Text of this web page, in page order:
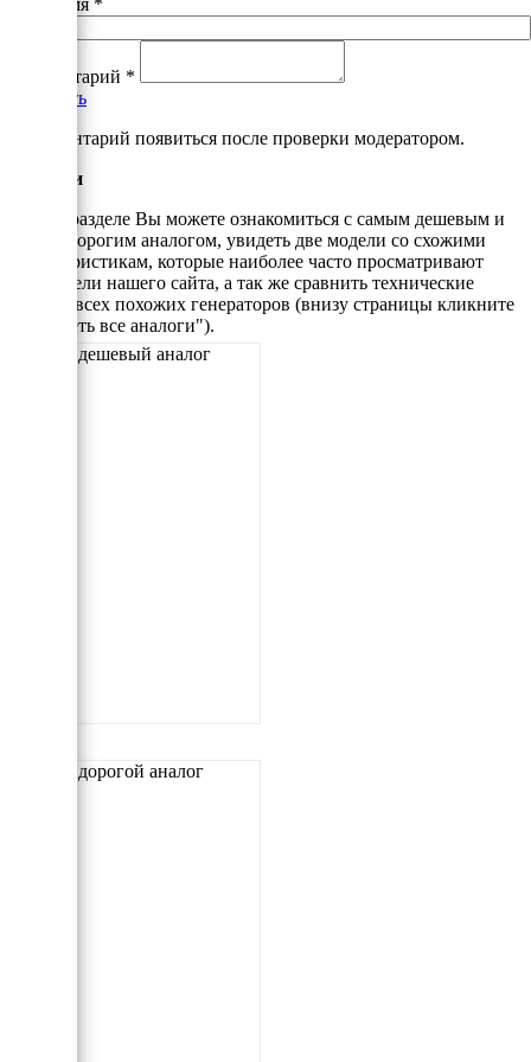
Ваше имя *
Комментарий *
Добавить
*Комментарий появиться после проверки модератором.
Аналоги
В этом разделе Вы можете ознакомиться с самым дешевым и
самым дорогим аналогом, увидеть две модели со схожими
характеристикам, которые наиболее часто просматривают
посетители нашего сайта, а так же сравнить технические
данные всех похожих генераторов (внизу страницы кликните
"Смотреть все аналоги").
Самый дешевый аналог
Самый дорогой аналог